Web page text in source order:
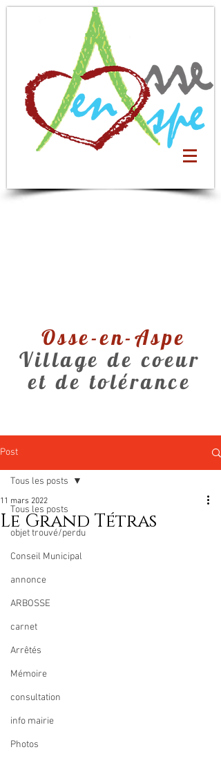
Osse-en-Aspe
Village de coeur
et de tolérance
Post
Tous les posts
objet trouvé/perdu
Conseil Municipal
annonce
ARBOSSE
carnet
Arrêtés
Mémoire
consultation
info mairie
Photos
Tous les posts
Le Grand Tétras
11 mars 2022